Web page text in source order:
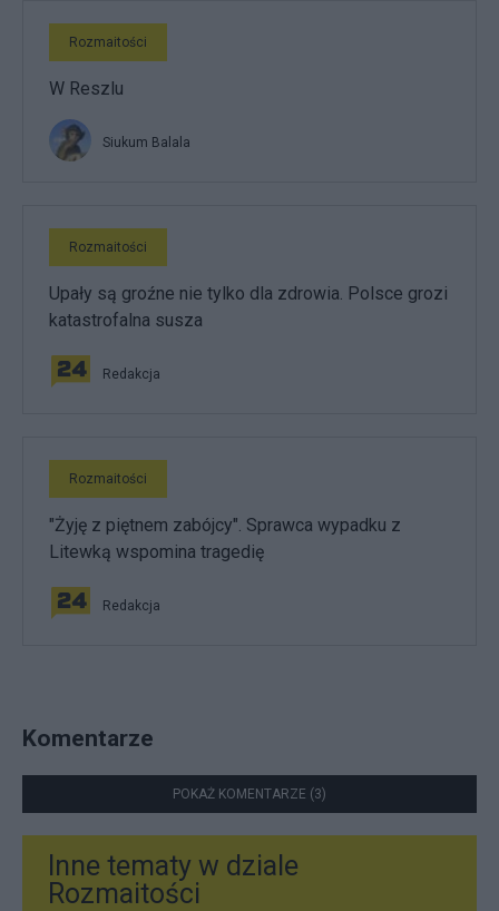
Rozmaitości
W Reszlu
Siukum Balala
Rozmaitości
Upały są groźne nie tylko dla zdrowia. Polsce grozi
katastrofalna susza
Redakcja
Rozmaitości
"Żyję z piętnem zabójcy". Sprawca wypadku z
Litewką wspomina tragedię
Redakcja
Komentarze
POKAŻ KOMENTARZE (3)
Inne tematy w dziale
Rozmaitości